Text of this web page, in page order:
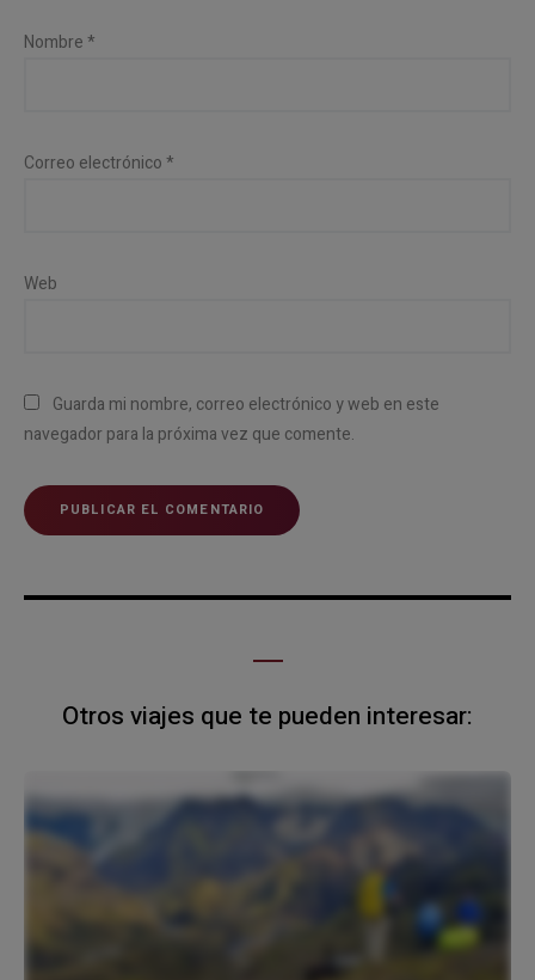
Nombre*
Correo electrónico*
Web
Guarda mi nombre, correo electrónico y web en este
navegador para la próxima vez que comente.
Otros viajes que te pueden interesar: